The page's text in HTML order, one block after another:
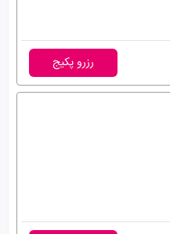
رزرو پکیج